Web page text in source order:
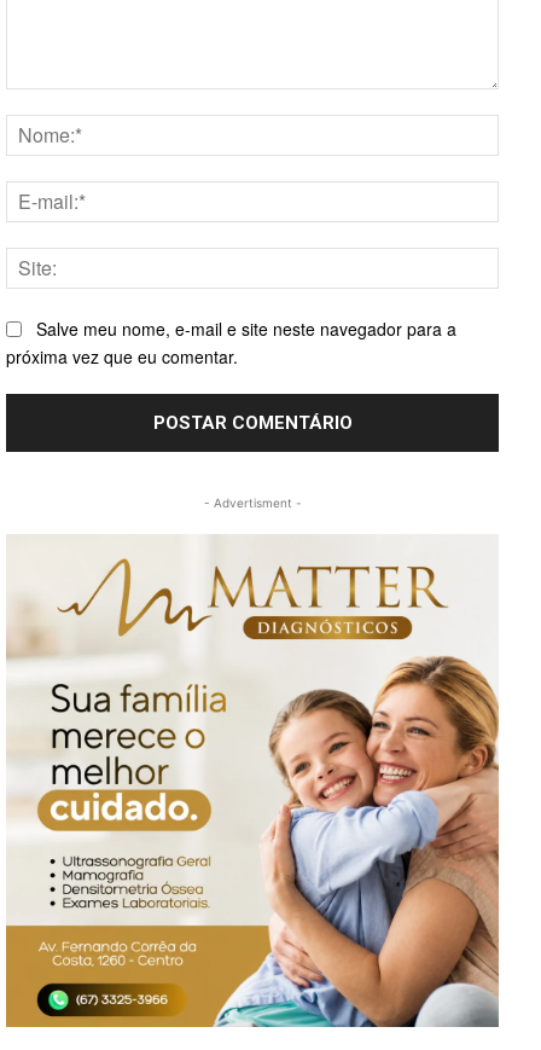
mail:*
Salve meu nome, e-mail e site neste navegador para a
próxima vez que eu comentar.
- Advertisment -